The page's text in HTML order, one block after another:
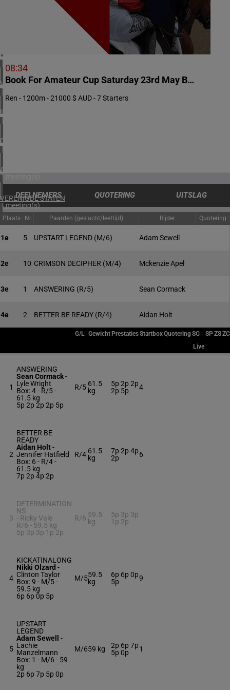
BAHREIN
1 meeting(s)
VERENIGD KONINKRIJK
5 meeting(s)
IERLAND
1 meeting(s)
CHILI
1 meeting(s)
ARGENTINIË
1 meeting(s)
VERENIGDE STATEN
4 meeting(s)
08:34
Book For Amateur Cup Saturday 23rd May Benchmark 60 Handicap
Ren - 1200m - 21000 $ AUD - 7 Starters
DEELNEMERS QUOTERING UITSLAG
Plaats Nr. Paarden (geslacht/leeftijd) Rijder Quotering
1e 5 UPSTART LEGEND (M/6) Adam Sewell
2e 10 CRIMSON DECIPHER (M/4) Mckenzie Apel
3e 1 ANSWERING (R/5) Sean Cormack
4e 2 BETTER BE READY (R/4) Aidan Holt
G/L Gewicht PrestatiesStartboxQuoteringSG SPZSZC
Live
1
ANSWERING
Sean Cormack-
Lyle Wright
Box: 4 - R/5 -
61.5 kg
5p 2p 2p 2p 5p
R/5 61.5
kg
5p 2p 2p
2p 5p
4
2
BETTER BE
READY
Aidan Holt-
Jennifer Hatfield
Box: 6 - R/4 -
61.5 kg
7p 2p 4p 2p
R/4 61.5
kg
7p 2p 4p
2p
6
3
DETERMINATION
NS
- Ricky Vale
R/6 - 59.5 kg
5p 3p 3p 1p 2p
R/6 59.5
kg
5p 3p 3p
1p 2p
4
KICKATINALONG
Nikki Olzard -
Clinton Taylor
Box: 9 - M/5 -
59.5 kg
6p 6p 0p 5p
M/559.5
kg
6p 6p 0p
5p
9
5
UPSTART
LEGEND
Adam Sewell -
Lachie
Manzelmann
Box: 1 - M/6 - 59
kg
2p 6p 7p 5p 0p
M/659 kg
2p 6p 7p
5p 0p
1